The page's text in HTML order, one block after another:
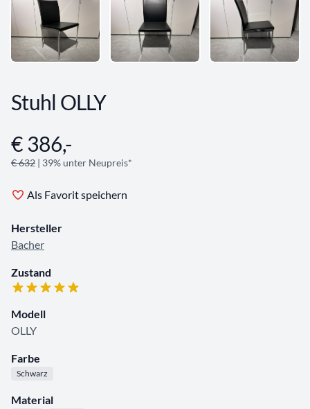
Stuhl OLLY
Angebotsinformationen
€ 386,-
€ 632 | 39% unter Neupreis*
Als Favorit speichern
Hersteller
Bacher
Zustand
Modell
OLLY
Farbe
Schwarz
Material